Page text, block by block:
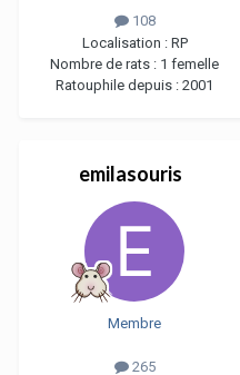
108
Localisation : RP
Nombre de rats : 1 femelle
Ratouphile depuis : 2001
emilasouris
Membre
265